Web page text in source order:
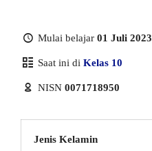
Mulai belajar 01 Juli 2023
Saat ini di Kelas 10
NISN 0071718950
Jenis Kelamin